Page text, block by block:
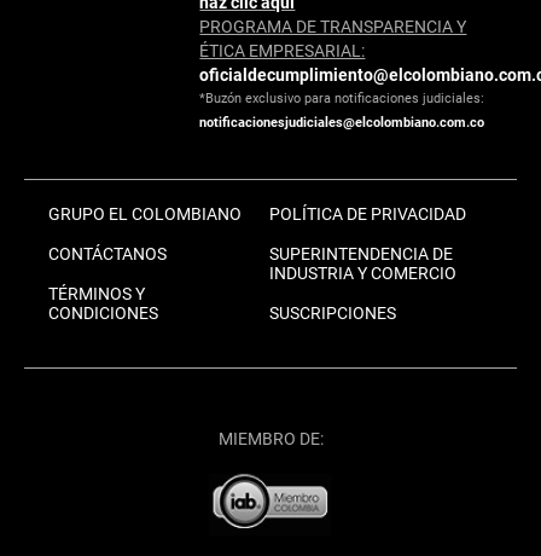
PROGRAMA DE TRANSPARENCIA Y
ÉTICA EMPRESARIAL:
*Buzón exclusivo para notificaciones judiciales:
notificacionesjudiciales@elcolombiano.com.co
GRUPO EL COLOMBIANO
CONTÁCTANOS
TÉRMINOS Y
CONDICIONES
POLÍTICA DE PRIVACIDAD
SUPERINTENDENCIA DE
INDUSTRIA Y COMERCIO
SUSCRIPCIONES
MIEMBRO DE: